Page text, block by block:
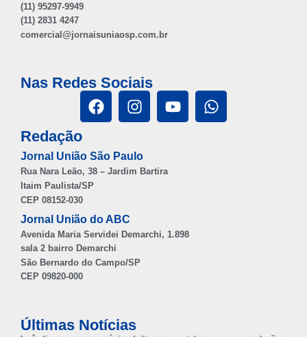
(11) 95297-9949
(11) 2831 4247
comercial@jornaisuniaosp.com.br
Nas Redes Sociais
Redação
Jornal União São Paulo
Rua Nara Leão, 38 – Jardim Bartira
Itaim Paulista/SP
CEP 08152-030
Jornal União do ABC
Avenida Maria Servidei Demarchi, 1.898
sala 2 bairro Demarchi
São Bernardo do Campo/SP
CEP 09820-000
Últimas Notícias